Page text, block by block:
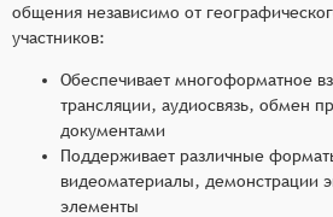
общения независимо от
участников:
Обеспечивает многоформатное
трансляции, аудиосвязь, обмен
документами
Поддерживает различные
видеоматериалы, демонстрации
элементы